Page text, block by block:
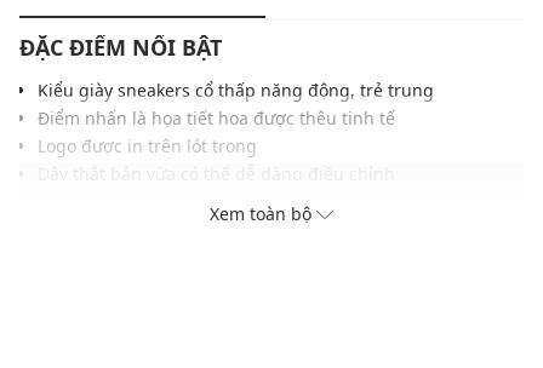
ĐẶC ĐIỂM NỔI BẬT
Kiểu giày sneakers cổ thấp năng động, trẻ trung
Điểm nhấn là họa tiết hoa được thêu tinh tế
Logo được in trên lót trong
Đệm lót êm ái, tạo sự thoải mái và hỗ trợ di chuyển linh
Xem toàn bộ